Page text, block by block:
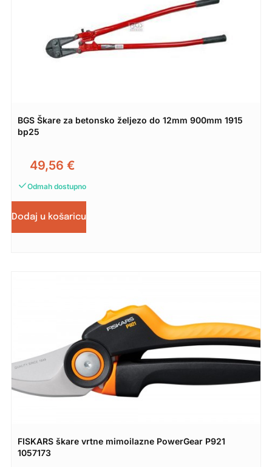
BGS Škare za betonsko željezo do 12mm 900mm 1915
bp25
49,56 €
Odmah dostupno
Dodaj u košaricu
FISKARS škare vrtne mimoilazne PowerGear P921
1057173